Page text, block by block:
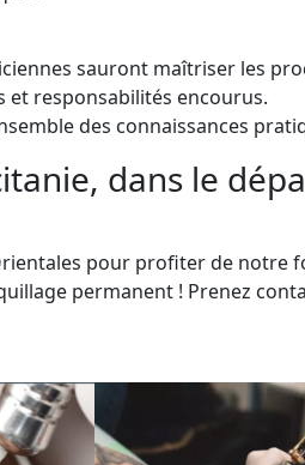
sauront maîtriser les
et responsabilités encourus.
des connaissances
dans le
pour profiter de
permanent ! Prenez